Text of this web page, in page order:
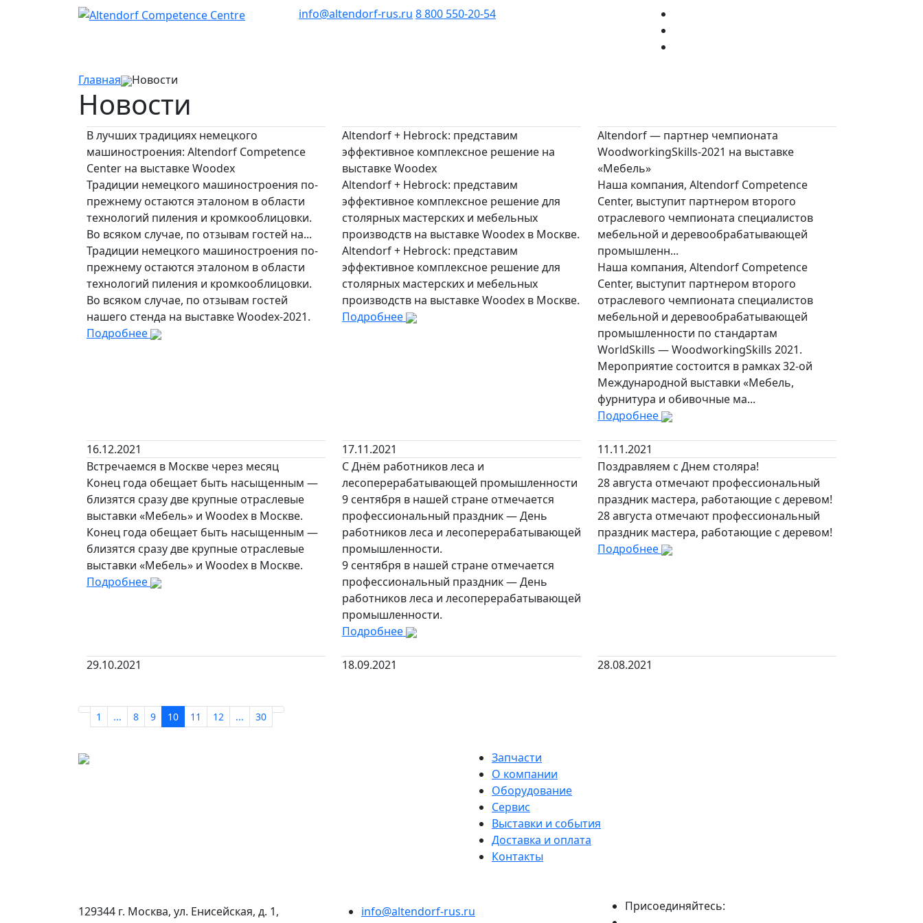
info@altendorf-rus.ru 8 800 550-20-54
Главная Новости
Новости
В лучших традициях немецкого
машиностроения: Altendorf Competence
Center на выставке Woodex
Традиции немецкого машиностроения по-
прежнему остаются эталоном в области
технологий пиления и кромкооблицовки.
Во всяком случае, по отзывам гостей на...
Традиции немецкого машиностроения по-
прежнему остаются эталоном в области
технологий пиления и кромкооблицовки.
Во всяком случае, по отзывам гостей
нашего стенда на выставке Woodex-2021.
Подробнее
16.12.2021
Altendorf + Hebrock: представим
эффективное комплексное решение на
выставке Woodex
Altendorf + Hebrock: представим
эффективное комплексное решение для
столярных мастерских и мебельных
производств на выставке Woodex в Москве.
Altendorf + Hebrock: представим
эффективное комплексное решение для
столярных мастерских и мебельных
производств на выставке Woodex в Москве.
Подробнее
17.11.2021
Altendorf — партнер чемпионата
WoodworkingSkills-2021 на выставке
«Мебель»
Наша компания, Altendorf Competence
Center, выступит партнером второго
отраслевого чемпионата специалистов
мебельной и деревообрабатывающей
промышленн...
Наша компания, Altendorf Competence
Center, выступит партнером второго
отраслевого чемпионата специалистов
мебельной и деревообрабатывающей
промышленности по стандартам
WorldSkills — WoodworkingSkills 2021.
Мероприятие состоится в рамках 32-ой
Международной выставки «Мебель,
фурнитура и обивочные ма...
Подробнее
11.11.2021
Встречаемся в Москве через месяц
Конец года обещает быть насыщенным —
близятся сразу две крупные отраслевые
выставки «Мебель» и Woodex в Москве.
Конец года обещает быть насыщенным —
близятся сразу две крупные отраслевые
выставки «Мебель» и Woodex в Москве.
Подробнее
29.10.2021
С Днём работников леса и
лесоперерабатывающей промышленности
9 сентября в нашей стране отмечается
профессиональный праздник — День
работников леса и лесоперерабатывающей
промышленности.
9 сентября в нашей стране отмечается
профессиональный праздник — День
работников леса и лесоперерабатывающей
промышленности.
Подробнее
18.09.2021
Поздравляем с Днем столяра!
28 августа отмечают профессиональный
праздник мастера, работающие с деревом!
28 августа отмечают профессиональный
праздник мастера, работающие с деревом!
Подробнее
28.08.2021
1 ... 8 9 10 11 12 ... 30
Запчасти
О компании
Оборудование
Сервис
Выставки и события
Доставка и оплата
Контакты
129344 г. Москва, ул. Енисейская, д. 1,
info@altendorf-rus.ru
Присоединяйтесь: